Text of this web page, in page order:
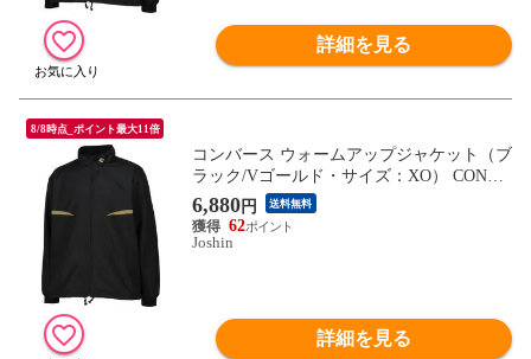
詳細を見る
8/8時点_ポイント最大11倍
コンバース ウォームアップジャケット（ブ
ラック/Vゴールド・サイズ：XO） CONVE
RSE CN-CB132551S-1983-XO 【返品種別
A】
6,880円 送料無料
62
Joshin
詳細を見る